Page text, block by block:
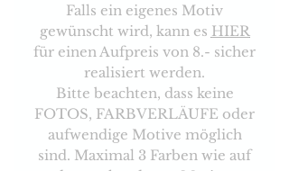
Falls ein eigenes Motiv
gewünscht wird, kann es HIER
für einen Aufpreis von 8.- sicher
realisiert werden.
Bitte beachten, dass keine
FOTOS, FARBVERLÄUFE oder
aufwendige Motive möglich
sind. Maximal 3 Farben wie auf